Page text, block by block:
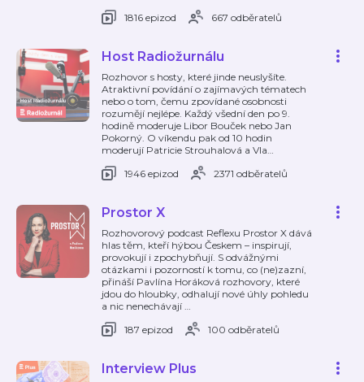
1816 epizod
667 odběratelů
Host Radiožurnálu
Rozhovor s hosty, které jinde neuslyšíte.
Atraktivní povídání o zajímavých tématech
nebo o tom, čemu zpovídané osobnosti
rozumějí nejlépe. Každý všední den po 9.
hodině moderuje Libor Bouček nebo Jan
Pokorný. O víkendu pak od 10 hodin
moderují Patricie Strouhalová a Vla…
1946 epizod
2371 odběratelů
Prostor X
Rozhovorový podcast Reflexu Prostor X dává
hlas těm, kteří hýbou Českem – inspirují,
provokují i zpochybňují. S odvážnými
otázkami i pozorností k tomu, co (ne)zazní,
přináší Pavlína Horáková rozhovory, které
jdou do hloubky, odhalují nové úhly pohledu
a nic nenechávají …
187 epizod
100 odběratelů
Interview Plus